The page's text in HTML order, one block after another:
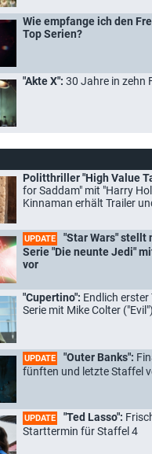
Wie empfange ich den
Top Serien?
"Akte X": 30 Jahre in zehn
Politthriller "High Value
for Saddam" mit "Harry
Kinnaman erhält Trailer
UPDATE
"Star Wars" stellt
Serie "Die neunte Jedi"
vor
"Cupertino": Endlich erster
Serie mit Mike Colter ("Evil")
UPDATE "Outer Banks":
fünften und letzte Staffel
UPDATE "Ted Lasso":
Starttermin für Staffel 4